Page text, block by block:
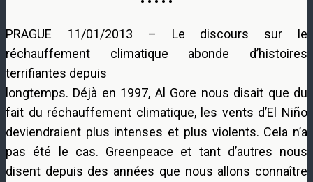
PRAGUE 11/01/2013 – Le discours sur le
réchauffement climatique abonde d’histoires
terrifiantes depuis
longtemps. Déjà en 1997, Al Gore nous disait que du
fait du réchauffement climatique, les vents d’El Niño
deviendraient plus intenses et plus violents. Cela n’a
pas été le cas. Greenpeace et tant d’autres nous
disent depuis des années que nous allons connaître